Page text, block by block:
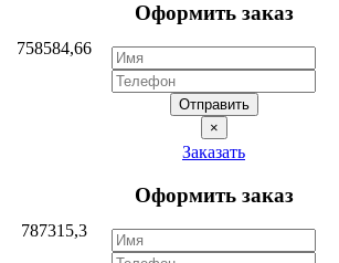
758584,66
Оформить заказ
Отправить
×
787315,3
Заказать
Оформить заказ